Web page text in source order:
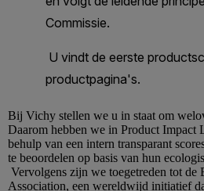
Bij Vichy stellen we u in staat om
Daarom hebben we in Product Impact
behulp van een intern transparant
te beoordelen op basis van hun
Vervolgens zijn we toegetreden tot de
Association, een wereldwijd initiatief